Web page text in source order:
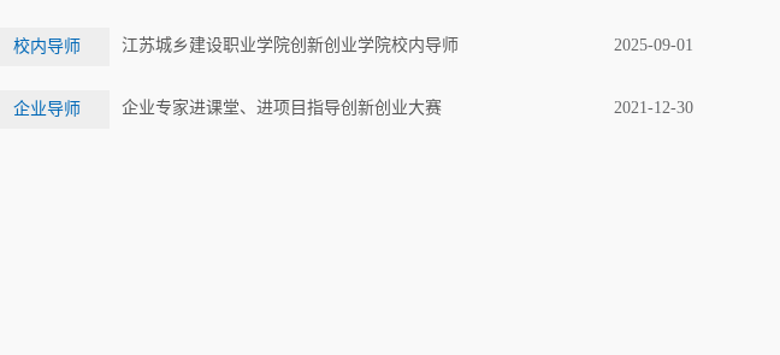
校内导师 2025-09-01
江苏城乡建设职业学院创新创业学院校内导师
企业导师 2021-12-30
企业专家进课堂、进项目指导创新创业大赛